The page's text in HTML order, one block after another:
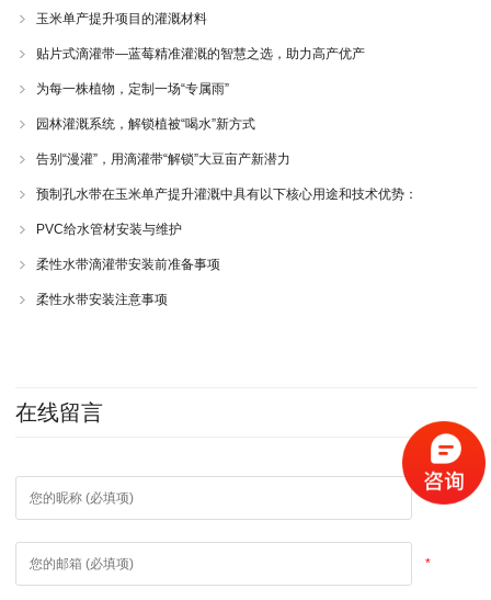
玉米单产提升项目的灌溉材料
贴片式滴灌带—蓝莓精准灌溉的智慧之选，助力高产优产
为每一株植物，定制一场“专属雨”
园林灌溉系统，解锁植被“喝水”新方式
告别“漫灌”，用滴灌带“解锁”大豆亩产新潜力
预制孔水带在玉米单产提升灌溉中具有以下核心用途和技术优势：
PVC给水管材安装与维护
柔性水带滴灌带安装前准备事项
柔性水带安装注意事项
在线留言
*
*